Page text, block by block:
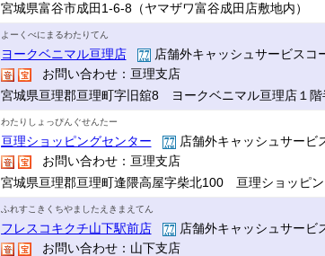
宮城県富谷市成田1-6-8（ヤマザワ富谷成田店敷地内）
よーくべにまるわたりてん
ヨークベニマル亘理店
店舗外キャッシュサービスコ
お問い合わせ：亘理支店
宮城県亘理郡亘理町字旧舘8 ヨークベニマル亘理店１階
わたりしょっぴんぐせんたー
亘理ショッピングセンター
店舗外キャッシュサービ
お問い合わせ：亘理支店
宮城県亘理郡亘理町逢隈高屋字柴北100 亘理ショッピン
ふれすこきくちやましたえきまえてん
フレスコキクチ山下駅前店
店舗外キャッシュサービ
お問い合わせ：山下支店